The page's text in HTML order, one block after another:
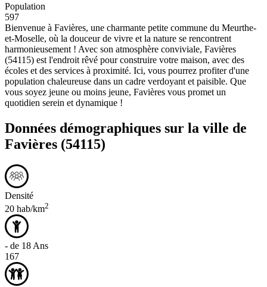
Population
597
Bienvenue à Favières, une charmante petite commune du Meurthe-
et-Moselle, où la douceur de vivre et la nature se rencontrent
harmonieusement ! Avec son atmosphère conviviale, Favières
(54115) est l'endroit rêvé pour construire votre maison, avec des
écoles et des services à proximité. Ici, vous pourrez profiter d'une
population chaleureuse dans un cadre verdoyant et paisible. Que
vous soyez jeune ou moins jeune, Favières vous promet un
quotidien serein et dynamique !
Données démographiques sur la ville de
Favières (54115)
Densité
20 hab/km2
- de 18 Ans
167